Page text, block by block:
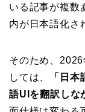
いる記事が複数
内が日本語化さ
そのため、
しては、
「日
語UIを翻訳しな